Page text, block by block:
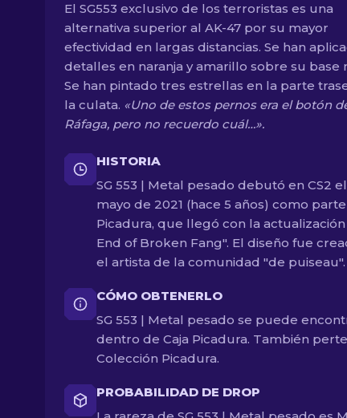
El SG553 exclusivo de los terroristas es una
alternativa superior al AK-47 por su mayor
efectividad en largas distancias. Se han
detalles en naranja y amarillo sobre su base
Se han pintado tres estrellas en la parte
la culata. «Uno de estos pernos era el botón
Ráfaga, pero no recuerdo cuál…».
HISTORIA
SG 553 | Metal pesado debutó en CS2
mayo de 2021 (hace 5 años) como parte
Picadura, que llegó con la
End of Broken Fang". El diseño fue
el artista de la comunidad "de puiseau".
CÓMO OBTENERLO
SG 553 | Metal pesado se puede
dentro de Caja Picadura. También
Colección Picadura.
PROBABILIDAD DE DROP